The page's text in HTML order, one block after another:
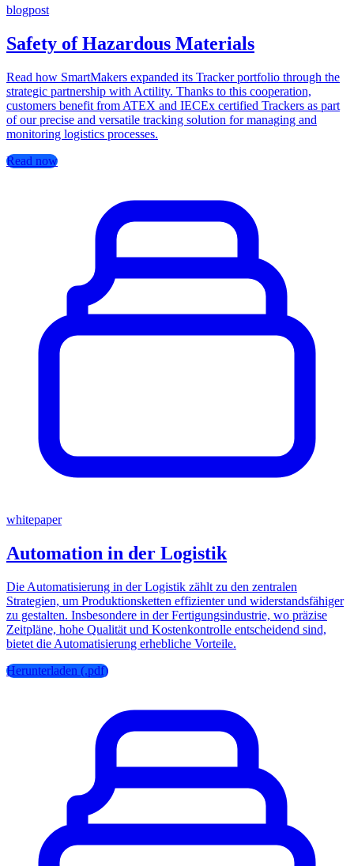
blogpost
Safety of Hazardous Materials
Read how SmartMakers expanded its Tracker portfolio through the
strategic partnership with Actility. Thanks to this cooperation,
customers benefit from ATEX and IECEx certified Trackers as part
of our precise and versatile tracking solution for managing and
monitoring logistics processes.
Read now
whitepaper
Automation in der Logistik
Die Automatisierung in der Logistik zählt zu den zentralen
Strategien, um Produktionsketten effizienter und widerstandsfähiger
zu gestalten. Insbesondere in der Fertigungsindustrie, wo präzise
Zeitpläne, hohe Qualität und Kostenkontrolle entscheidend sind,
bietet die Automatisierung erhebliche Vorteile.
Herunterladen (.pdf)